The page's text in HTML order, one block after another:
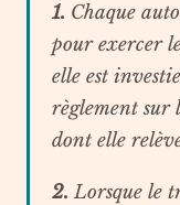
1. Chaque
pour exercer
elle est
règlement sur
dont elle
2. Lorsque le